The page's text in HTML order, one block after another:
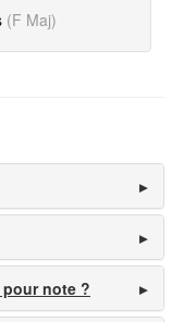
(F Maj)
note ?